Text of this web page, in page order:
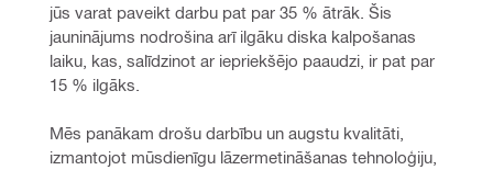
jūs varat paveikt darbu pat par 35 % ātrāk. Šis
jauninājums nodrošina arī ilgāku diska kalpošanas
laiku, kas, salīdzinot ar iepriekšējo paaudzi, ir pat par
15 % ilgāks.
Mēs panākam drošu darbību un augstu kvalitāti,
izmantojot mūsdienīgu lāzermetināšanas tehnoloģiju,